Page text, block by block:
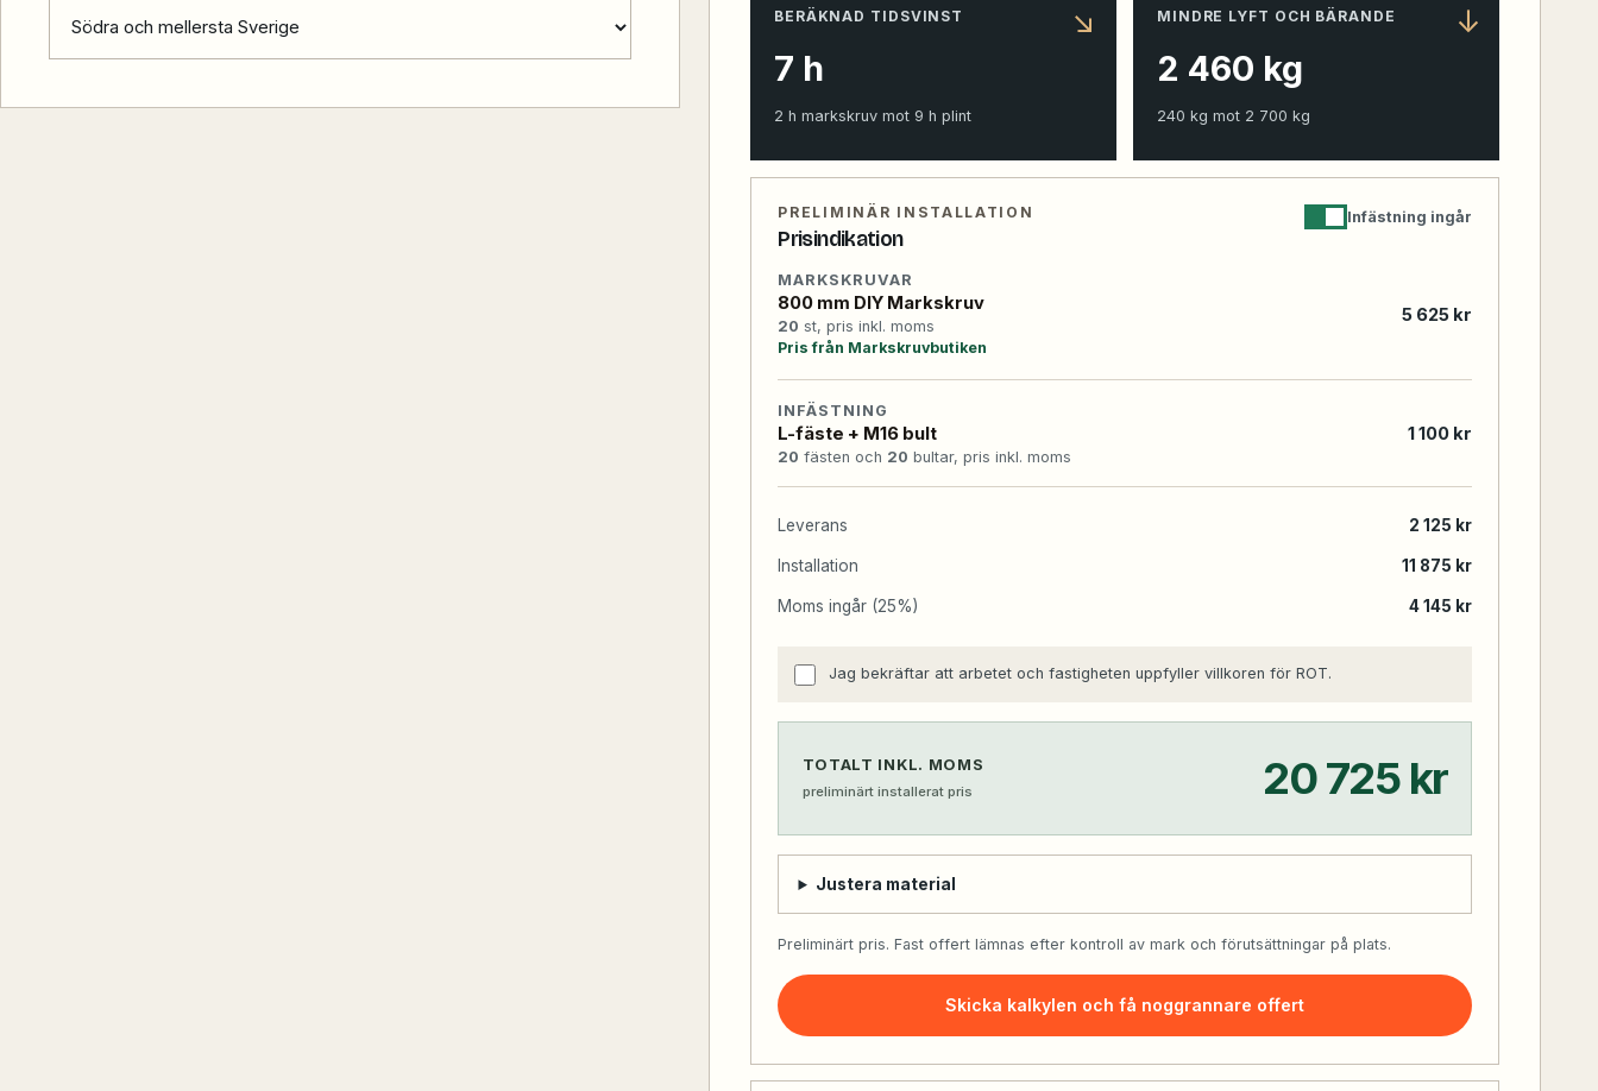
↘
BERÄKNAD TIDSVINST
7 h
2 h markskruv mot 9 h plint
↓
MINDRE LYFT OCH BÄRANDE
2 460 kg
240 kg mot 2 700 kg
PRELIMINÄR INSTALLATION
Prisindikation
Infästning ingår
MARKSKRUVAR
800 mm DIY Markskruv
20 st, pris inkl. moms
Pris från Markskruvbutiken
5 625 kr
INFÄSTNING
L-fäste + M16 bult
20 fästen och 20 bultar, pris inkl. moms
1 100 kr
Leverans 2 125 kr
Installation 11 875 kr
Moms ingår (25%) 4 145 kr
Jag bekräftar att arbetet och fastigheten uppfyller villkoren för ROT.
TOTALT INKL. MOMS
preliminärt installerat pris 20 725 kr
Justera material
Preliminärt pris. Fast offert lämnas efter kontroll av mark och förutsättningar på plats.
Skicka kalkylen och få noggrannare offert